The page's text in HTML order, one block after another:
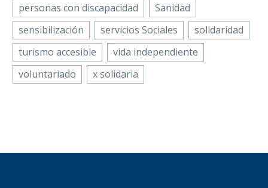
personas con discapacidad
Sanidad
sensibilización
servicios Sociales
solidaridad
turismo accesible
vida independiente
voluntariado
x solidaria